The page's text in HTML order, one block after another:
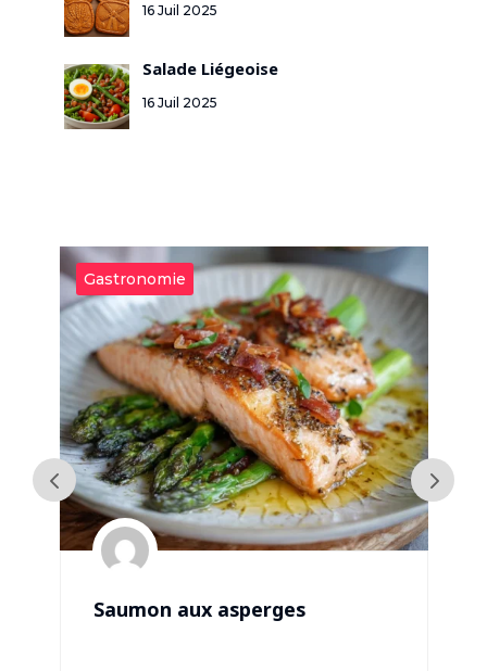
16 Juil 2025
Salade Liégeoise
16 Juil 2025
Gastronomie
Saumon aux asperges